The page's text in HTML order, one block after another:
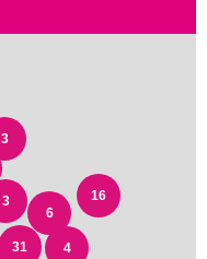
16
6
4
31
3
3